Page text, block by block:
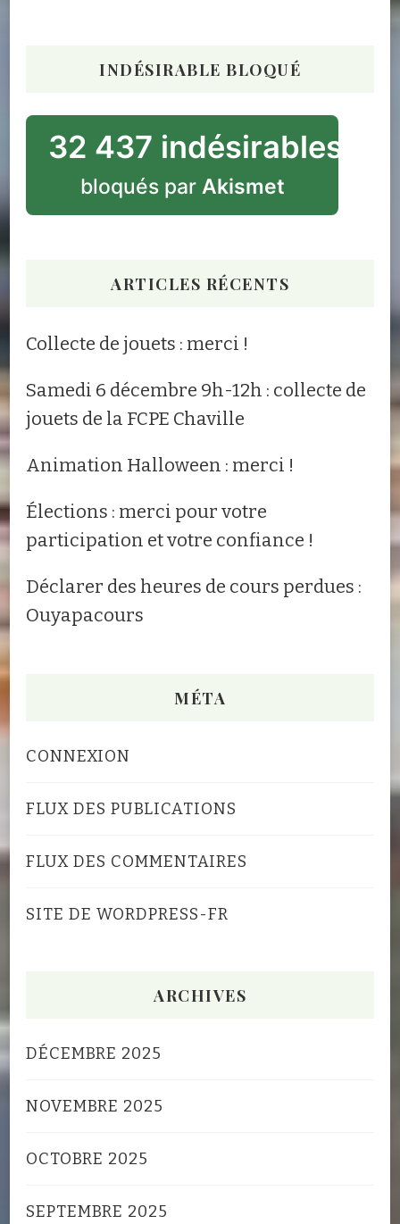
INDÉSIRABLE BLOQUÉ
32 437 indésirables
bloqués par Akismet
ARTICLES RÉCENTS
Collecte de jouets : merci !
Samedi 6 décembre 9h-12h : collecte de
jouets de la FCPE Chaville
Animation Halloween : merci !
Élections : merci pour votre
participation et votre confiance !
Déclarer des heures de cours perdues :
Ouyapacours
MÉTA
CONNEXION
FLUX DES PUBLICATIONS
FLUX DES COMMENTAIRES
SITE DE WORDPRESS-FR
ARCHIVES
DÉCEMBRE 2025
NOVEMBRE 2025
OCTOBRE 2025
SEPTEMBRE 2025